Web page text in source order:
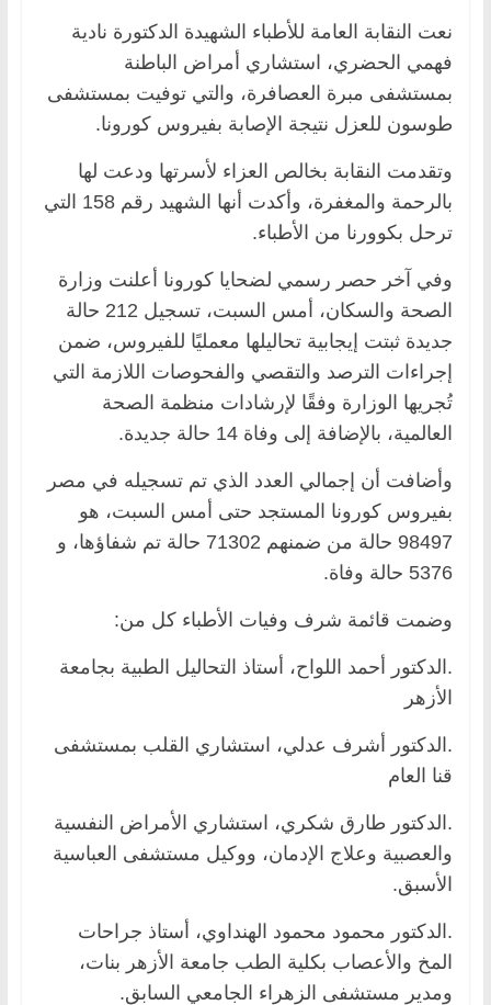
نعت النقابة العامة للأطباء الشهيدة الدكتورة نادية
فهمي الحضري، استشاري أمراض الباطنة
بمستشفى مبرة العصافرة، والتي توفيت بمستشفى
طوسون للعزل نتيجة الإصابة بفيروس كورونا.
وتقدمت النقابة بخالص العزاء لأسرتها ودعت لها
بالرحمة والمغفرة، وأكدت أنها الشهيد رقم 158 التي
ترحل بكوورنا من الأطباء.
وفي آخر حصر رسمي لضحايا كورونا أعلنت وزارة
الصحة والسكان، أمس السبت، تسجيل 212 حالة
جديدة ثبتت إيجابية تحاليلها معمليًا للفيروس، ضمن
إجراءات الترصد والتقصي والفحوصات اللازمة التي
تُجريها الوزارة وفقًا لإرشادات منظمة الصحة
العالمية، بالإضافة إلى وفاة 14 حالة جديدة.
وأضافت أن إجمالي العدد الذي تم تسجيله في مصر
بفيروس كورونا المستجد حتى أمس السبت، هو
98497 حالة من ضمنهم 71302 حالة تم شفاؤها، و
5376 حالة وفاة.
وضمت قائمة شرف وفيات الأطباء كل من:
.الدكتور أحمد اللواح، أستاذ التحاليل الطبية بجامعة
الأزهر
.الدكتور أشرف عدلي، استشاري القلب بمستشفى
قنا العام
.الدكتور طارق شكري، استشاري الأمراض النفسية
والعصبية وعلاج الإدمان، ووكيل مستشفى العباسية
الأسبق.
.الدكتور محمود محمود الهنداوي، أستاذ جراحات
المخ والأعصاب بكلية الطب جامعة الأزهر بنات،
ومدير مستشفى الزهراء الجامعي السابق.